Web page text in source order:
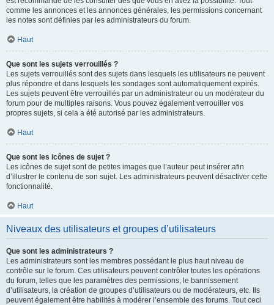
comme les annonces et les annonces générales, les permissions concernant
les notes sont définies par les administrateurs du forum.
Haut
Que sont les sujets verrouillés ?
Les sujets verrouillés sont des sujets dans lesquels les utilisateurs ne peuvent
plus répondre et dans lesquels les sondages sont automatiquement expirés.
Les sujets peuvent être verrouillés par un administrateur ou un modérateur du
forum pour de multiples raisons. Vous pouvez également verrouiller vos
propres sujets, si cela a été autorisé par les administrateurs.
Haut
Que sont les icônes de sujet ?
Les icônes de sujet sont de petites images que l’auteur peut insérer afin
d’illustrer le contenu de son sujet. Les administrateurs peuvent désactiver cette
fonctionnalité.
Haut
Niveaux des utilisateurs et groupes d’utilisateurs
Que sont les administrateurs ?
Les administrateurs sont les membres possédant le plus haut niveau de
contrôle sur le forum. Ces utilisateurs peuvent contrôler toutes les opérations
du forum, telles que les paramètres des permissions, le bannissement
d’utilisateurs, la création de groupes d’utilisateurs ou de modérateurs, etc. Ils
peuvent également être habilités à modérer l’ensemble des forums. Tout ceci